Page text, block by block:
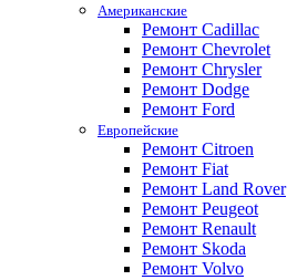
Американские
Ремонт Cadillac
Ремонт Chevrolet
Ремонт Chrysler
Ремонт Dodge
Ремонт Ford
Европейские
Ремонт Citroen
Ремонт Fiat
Ремонт Land Rover
Ремонт Peugeot
Ремонт Renault
Ремонт Skoda
Ремонт Volvo